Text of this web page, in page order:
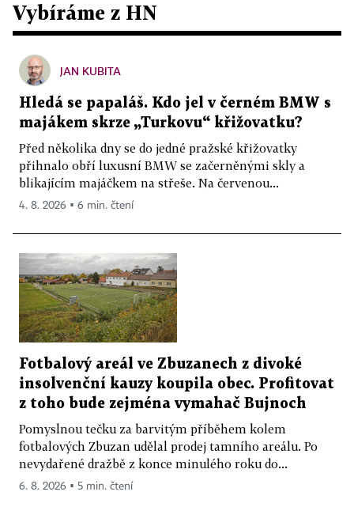
Vybíráme z HN
JAN KUBITA
Hledá se papaláš. Kdo jel v černém BMW s
majákem skrze „Turkovu“ křižovatku?
Před několika dny se do jedné pražské křižovatky
přihnalo obří luxusní BMW se začerněnými skly a
blikajícím majáčkem na střeše. Na červenou...
4. 8. 2026 ▪ 6 min. čtení
Fotbalový areál ve Zbuzanech z divoké
insolvenční kauzy koupila obec. Profitovat
z toho bude zejména vymahač Bujnoch
Pomyslnou tečku za barvitým příběhem kolem
fotbalových Zbuzan udělal prodej tamního areálu. Po
nevydařené dražbě z konce minulého roku do...
6. 8. 2026 ▪ 5 min. čtení